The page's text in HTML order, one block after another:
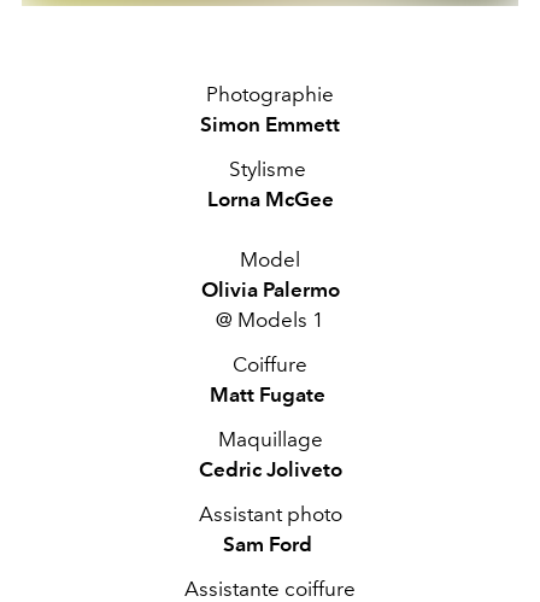
Photographie
Simon Emmett
Stylisme
Lorna McGee
Model
Olivia Palermo
@ Models 1
Coiffure
Matt Fugate
Maquillage
Cedric Joliveto
Assistant photo
Sam Ford
Assistante coiffure